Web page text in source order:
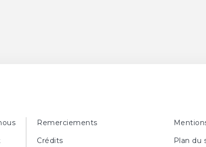
Remerciements
Crédits
Plan du